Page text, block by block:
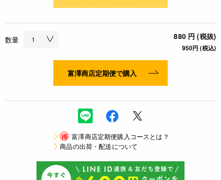
数量 880 円 (税抜)
950円 (税込)
富澤商店定期便で購入
得 富澤商店定期便購入コースとは？
商品の出荷・配送について